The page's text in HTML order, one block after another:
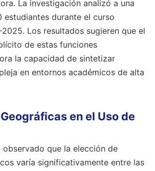
La investigación analizó a una
estudiantes durante el curso
Los resultados sugieren que el
de estas funciones
la capacidad de sintetizar
en entornos académicos de alta
en el Uso de
observado que la elección de
varía significativamente entre las